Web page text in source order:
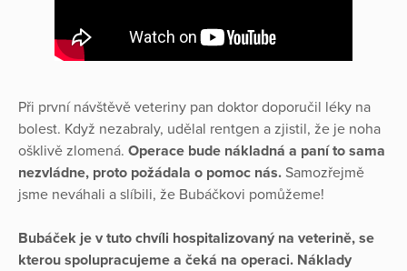
Při první návštěvě veteriny pan doktor doporučil léky na
bolest. Když nezabraly, udělal rentgen a zjistil, že je noha
ošklivě zlomená. Operace bude nákladná a paní to sama
nezvládne, proto požádala o pomoc nás. Samozřejmě
jsme neváhali a slíbili, že Bubáčkovi pomůžeme!
Bubáček je v tuto chvíli hospitalizovaný na veterině, se
kterou spolupracujeme a čeká na operaci. Náklady